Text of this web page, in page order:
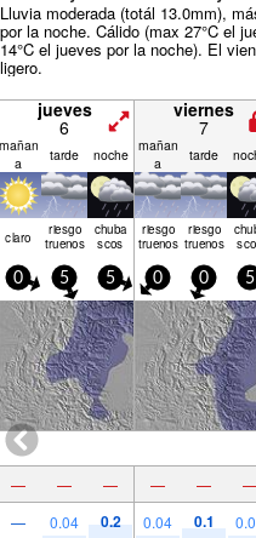
Lluvia moderada (totál 13.0mm),
por la noche. Cálido (max 27°C el
14°C el jueves por la noche). El
ligero.
jueves
6
viernes
7
mañan
a
tarde noche mañan
a
tarde
claro riesgo
truenos
chuba
scos
riesgo
truenos
riesgo
truenos
0 5 5 0 0 5
— — — — — —
— 0.04 0.2 0.04 0.1